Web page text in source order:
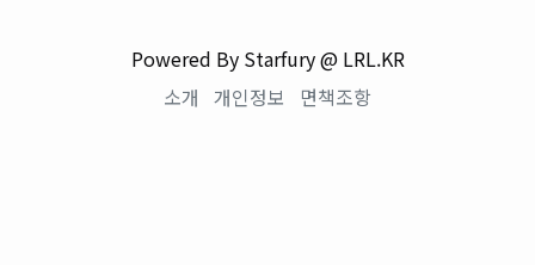
Powered By Starfury @ LRL.KR
소개 개인정보 면책조항